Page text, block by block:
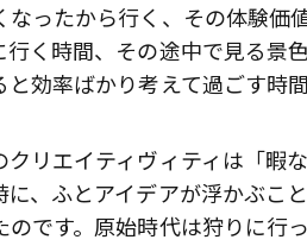
なったから行く、その体験価
行く時間、その途中で見る景
と効率ばかり考えて過ごす時
クリエイティヴィティは「暇
に、ふとアイデアが浮かぶこ
のです。原始時代は狩りに行